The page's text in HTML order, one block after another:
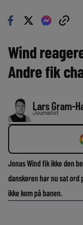
Wind
Andre fik
Lars Gram-
Journalist
Jonas Wind fik ikke den
danskeren har nu sat ord
ikke kom på banen.